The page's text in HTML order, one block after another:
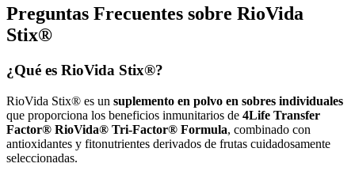
era:
$483,00.
es:
$386,00.
Preguntas Frecuentes sobre RioVida
Stix®
¿Qué es RioVida Stix®?
RioVida Stix® es un suplemento en polvo en sobres individuales
que proporciona los beneficios inmunitarios de 4Life Transfer
Factor® RioVida® Tri-Factor® Formula, combinado con
antioxidantes y fitonutrientes derivados de frutas cuidadosamente
seleccionadas.